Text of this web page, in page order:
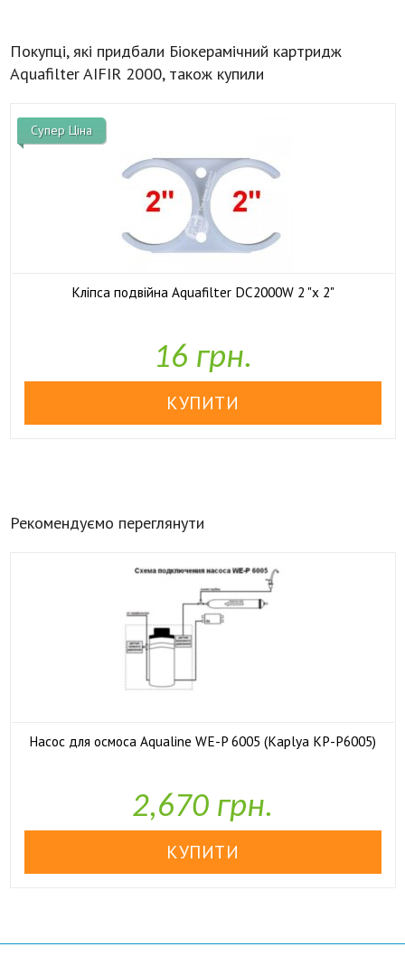
Покупці, які придбали Біокерамічний картридж
Aquafilter AIFIR 2000, також купили
Супер Ціна
Кліпса подвійна Aquafilter DC2000W 2 "х 2"
16 грн.
Рекомендуємо переглянути
Насос для осмоса Aqualine WE-P 6005 (Kaplya KP-P6005)
2,670 грн.